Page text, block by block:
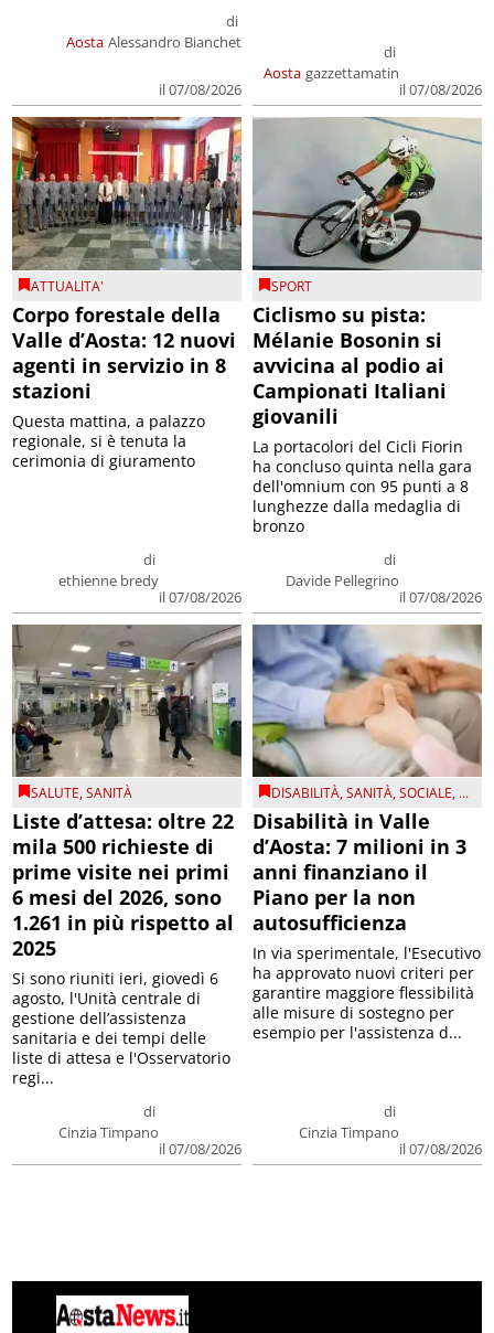
Aosta
di
Alessandro Bianchet
il 07/08/2026
Aosta
di
gazzettamatin
il 07/08/2026
ATTUALITA'
Corpo forestale della
Valle d’Aosta: 12 nuovi
agenti in servizio in 8
stazioni
di
ethienne bredy
il 07/08/2026
Questa mattina, a palazzo
regionale, si è tenuta la
cerimonia di giuramento
SPORT
Ciclismo su pista:
Mélanie Bosonin si
avvicina al podio ai
Campionati Italiani
giovanili
di
Davide Pellegrino
il 07/08/2026
La portacolori del Cicli Fiorin
ha concluso quinta nella gara
dell'omnium con 95 punti a 8
lunghezze dalla medaglia di
bronzo
SALUTE,SANITÀ
Liste d’attesa: oltre 22
mila 500 richieste di
prime visite nei primi
6 mesi del 2026, sono
1.261 in più rispetto al
2025
di
Cinzia Timpano
il 07/08/2026
Si sono riuniti ieri, giovedì 6
agosto, l'Unità centrale di
gestione dell’assistenza
sanitaria e dei tempi delle
liste di attesa e l'Osservatorio
regi...
DISABILITÀ,SANITÀ,SOCIALE, ...
Disabilità in Valle
d’Aosta: 7 milioni in 3
anni finanziano il
Piano per la non
autosufficienza
di
Cinzia Timpano
il 07/08/2026
In via sperimentale, l'Esecutivo
ha approvato nuovi criteri per
garantire maggiore flessibilità
alle misure di sostegno per
esempio per l'assistenza d...